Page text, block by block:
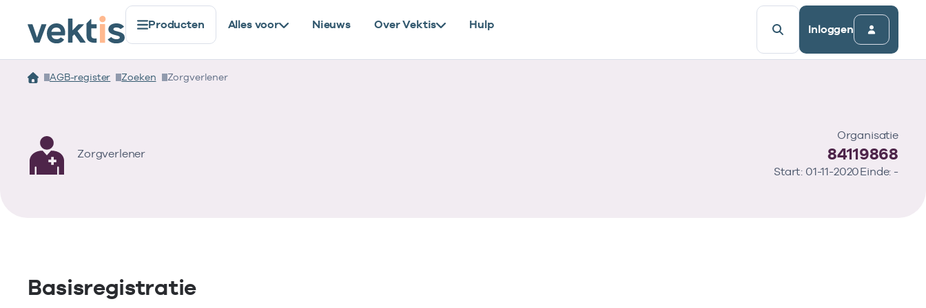
Producten Alles voor Nieuws Over Vektis Hulp Inloggen
AGB-register Zoeken Zorgverlener
Zorgverlener
Organisatie
84119868
Start: 01-11-2020Einde: -
Basisregistratie